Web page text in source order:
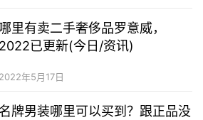
哪里有卖二手奢侈品罗意威，
2022已更新(今日/资讯)
2022年5月17日
名牌男装哪里可以买到？跟正品没